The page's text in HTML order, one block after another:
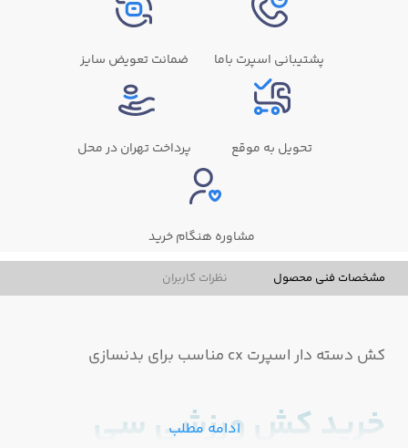
پشتیبانی اسپرت باما ضمانت تعویض سایز
تحویل به موقع پرداخت تهران در محل
مشاوره هنگام خرید
مشخصات فنی محصول نظرات کاربران
کش دسته دار اسپرت cx مناسب برای بدنسازی
خرید کش ورزشی سی
ادامه مطلب